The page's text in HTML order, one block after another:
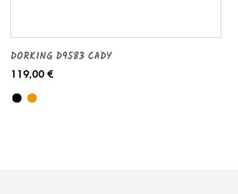
DORKING D9583 CADY
119,00 €